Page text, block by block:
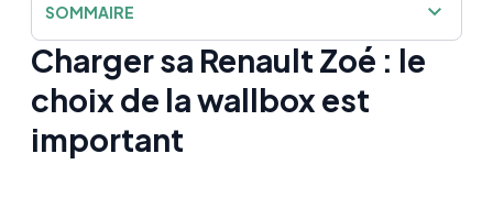
Charger sa Renault Zoé : le
choix de la wallbox est
important
SOMMAIRE
Charger sa Renault Zoé : le choix de la
wallbox est important
Une wallbox : c’est quoi ?